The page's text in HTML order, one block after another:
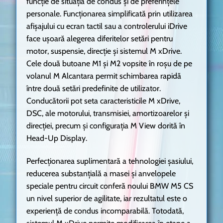
personale. Funcţionarea simplificată prin utilizarea
afişajului cu ecran tactil sau a controlerului iDrive
face uşoară alegerea diferitelor setări pentru
motor, suspensie, direcţie şi sistemul M xDrive.
Cele două butoane M1 şi M2 vopsite în roşu de pe
volanul M Alcantara permit schimbarea rapidă
între două setări predefinite de utilizator.
Conducătorii pot seta caracteristicile M xDrive,
DSC, ale motorului, transmisiei, amortizoarelor şi
direcţiei, precum şi configuraţia M View dorită în
Head-Up Display.
Perfecţionarea suplimentară a tehnologiei şasiului,
reducerea substanţială a masei şi anvelopele
speciale pentru circuit conferă noului BMW M5 CS
un nivel superior de agilitate, iar rezultatul este o
experienţă de condus incomparabilă. Totodată,